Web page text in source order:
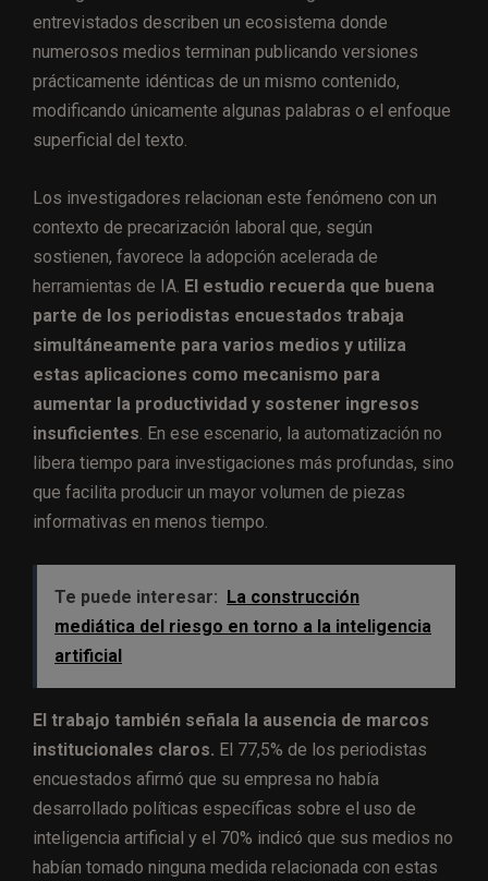
entrevistados describen un ecosistema donde
numerosos medios terminan publicando versiones
prácticamente idénticas de un mismo contenido,
modificando únicamente algunas palabras o el enfoque
superficial del texto.
Los investigadores relacionan este fenómeno con un
contexto de precarización laboral que, según
sostienen, favorece la adopción acelerada de
herramientas de IA. El estudio recuerda que buena
parte de los periodistas encuestados trabaja
simultáneamente para varios medios y utiliza
estas aplicaciones como mecanismo para
aumentar la productividad y sostener ingresos
insuficientes. En ese escenario, la automatización no
libera tiempo para investigaciones más profundas, sino
que facilita producir un mayor volumen de piezas
informativas en menos tiempo.
Te puede interesar: La construcción
mediática del riesgo en torno a la inteligencia
artificial
El trabajo también señala la ausencia de marcos
institucionales claros. El 77,5% de los periodistas
encuestados afirmó que su empresa no había
desarrollado políticas específicas sobre el uso de
inteligencia artificial y el 70% indicó que sus medios no
habían tomado ninguna medida relacionada con estas